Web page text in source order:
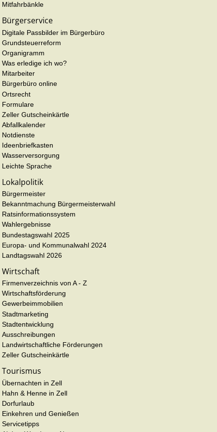
Mitfahrbänkle
Bürgerservice
Digitale Passbilder im Bürgerbüro
Grundsteuerreform
Organigramm
Was erledige ich wo?
Mitarbeiter
Bürgerbüro online
Ortsrecht
Formulare
Zeller Gutscheinkärtle
Abfallkalender
Notdienste
Ideenbriefkasten
Wasserversorgung
Leichte Sprache
Lokalpolitik
Bürgermeister
Bekanntmachung Bürgermeisterwahl
Ratsinformationssystem
Wahlergebnisse
Bundestagswahl 2025
Europa- und Kommunalwahl 2024
Landtagswahl 2026
Wirtschaft
Firmenverzeichnis von A - Z
Wirtschaftsförderung
Gewerbeimmobilien
Stadtmarketing
Stadtentwicklung
Ausschreibungen
Landwirtschaftliche Förderungen
Zeller Gutscheinkärtle
Tourismus
Übernachten in Zell
Hahn & Henne in Zell
Dorfurlaub
Einkehren und Genießen
Servicetipps